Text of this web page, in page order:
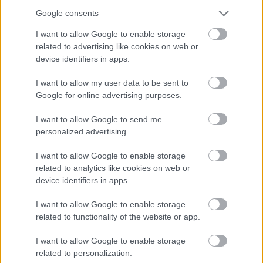
Google consents
I want to allow Google to enable storage
related to advertising like cookies on web or
device identifiers in apps.
I want to allow my user data to be sent to
Google for online advertising purposes.
I want to allow Google to send me
personalized advertising.
I want to allow Google to enable storage
related to analytics like cookies on web or
device identifiers in apps.
I want to allow Google to enable storage
related to functionality of the website or app.
I want to allow Google to enable storage
related to personalization.
#lee #kate winslet #josh o'connor
#andre
riseborough
#marion cottilard #alexander skarsgard
Vigyél a Holdra - Kritika
2024 július 15. 20:00
Egy jó marketinges a Holdig repít.